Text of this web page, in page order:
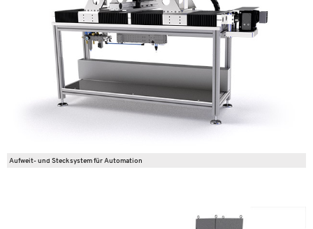
Aufweit- und Stecksystem für Automation